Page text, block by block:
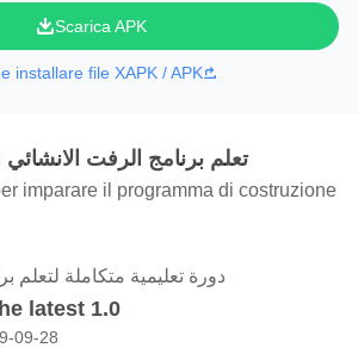
Scarica APK
installare file XAPK / APK
Informazioni su تعلم برنامج الرفت الانشائي
imparare il programma di costruzione
دورة تعليمية متكاملة لتعلم
latest 1.0
09-28